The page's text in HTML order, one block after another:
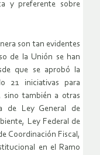
y preferente sobre
son tan evidentes
de la Unión se han
que se aprobó la
21 iniciativas para
sino también a otras
de Ley General de
Ley Federal de
Coordinación Fiscal,
en el Ramo